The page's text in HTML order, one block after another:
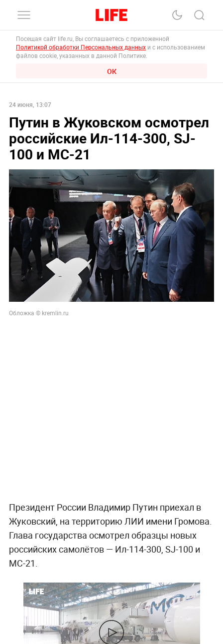
Посещая сайт life.ru, Вы соглашаетесь с приложенной
Политикой обработки Персональных данных и с использованием
файлов cookie, указанных в данной Политике.
ОК
24 июня, 13:07
Путин в Жуковском осмотрел
российские Ил-114-300, SJ-
100 и МС-21
Обложка © kremlin.ru
Президент России Владимир Путин приехал в
Жуковский, на территорию ЛИИ имени Громова.
Глава государства осмотрел образцы новых
российских самолётов — Ил-114-300, SJ-100 и
МС-21.